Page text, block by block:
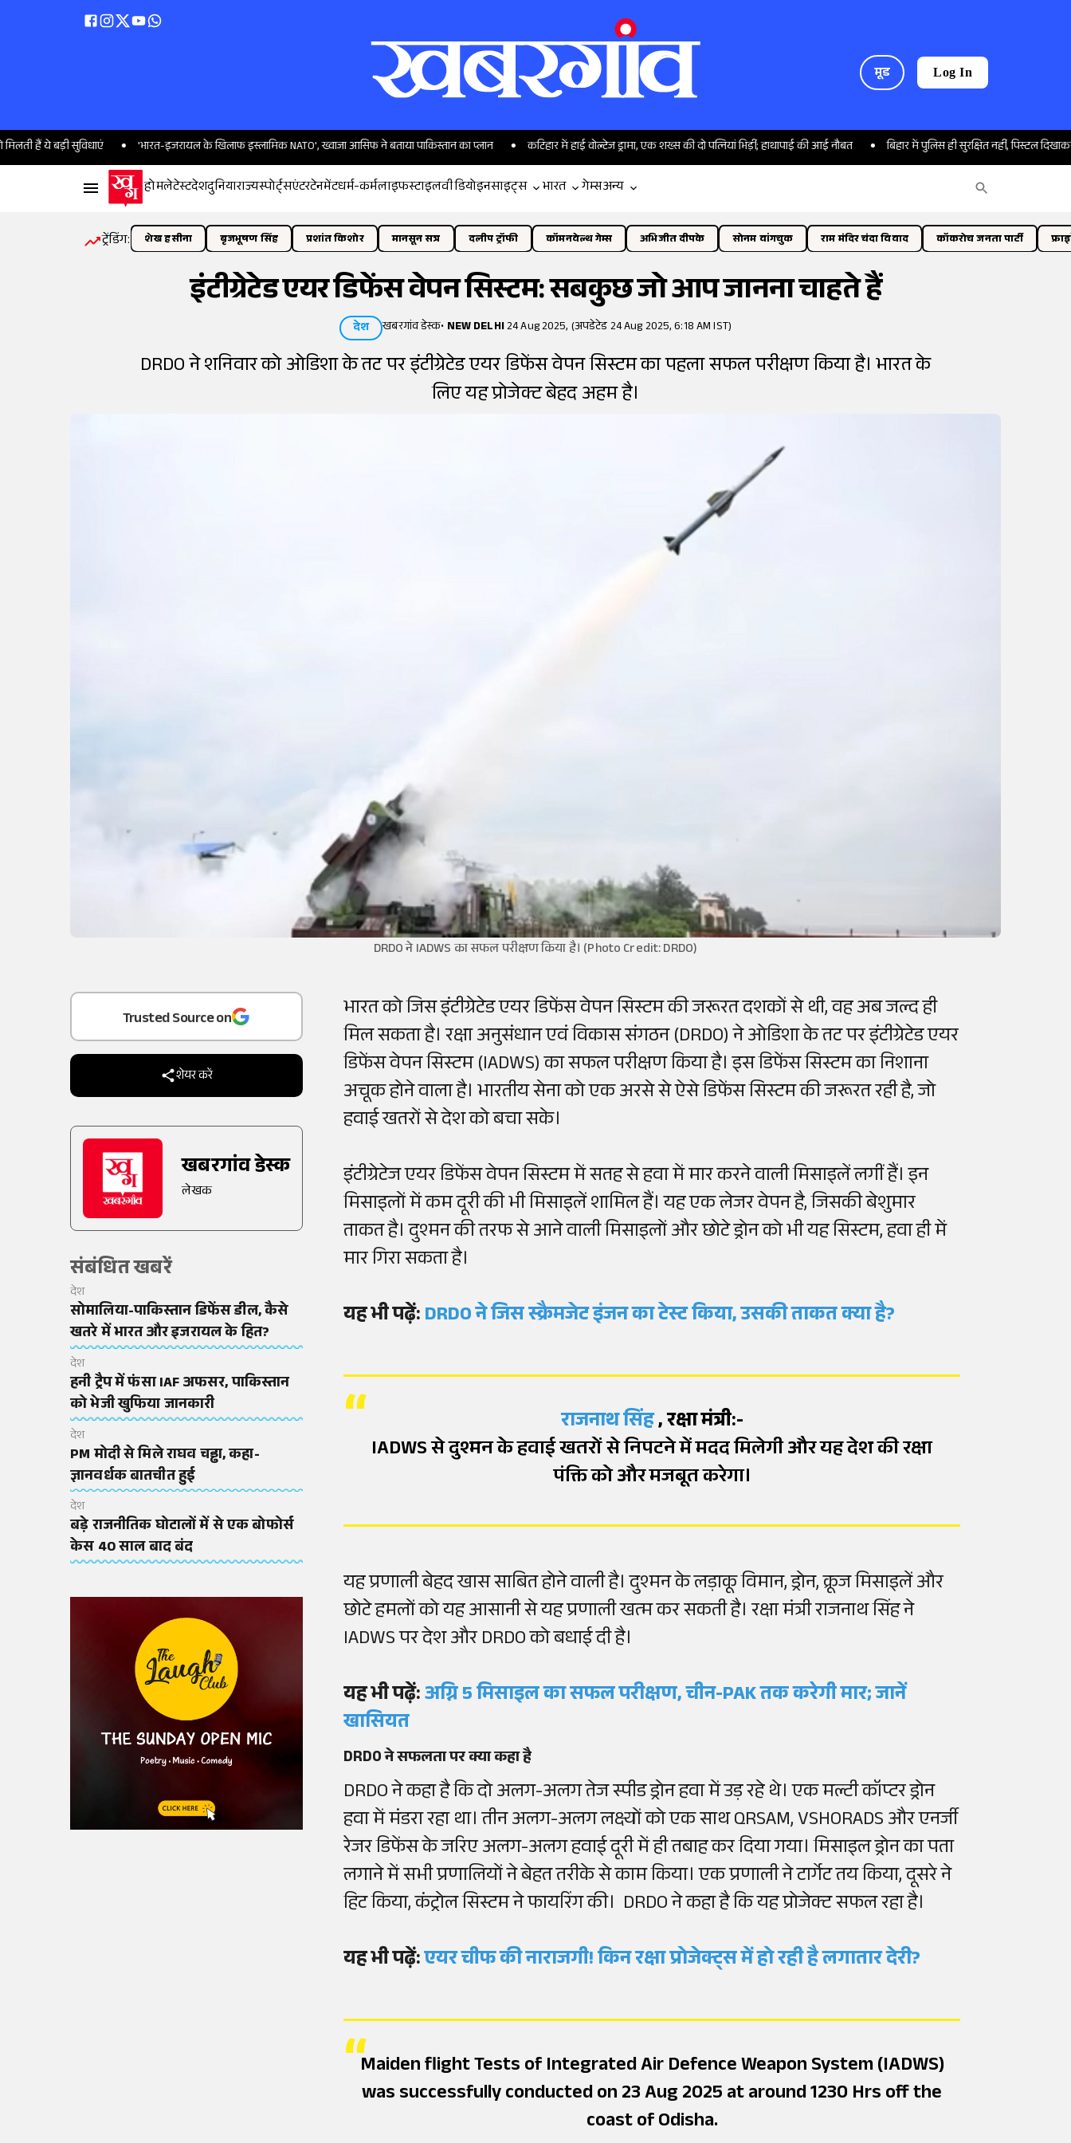
मूड Log In
बड़ी सुविधाएं 'भारत-इजरायल के खिलाफ इस्लामिक NATO', ख्वाजा आसिफ ने बताया पाकिस्तान का प्लान कटिहार में हाई वोल्टेज ड्रामा, एक शख्स की दो पत्नियां भिड़ीं; हाथापाई की आई नौबत बिहार में पुलिस ही सुरक्षित नहीं, पिस्टल दिखाकर
होमलेटेस्टदेशदुनियाराज्यस्पोर्ट्सएंटरटेनमेंटधर्म-कर्मलाइफस्टाइलवीडियोइनसाइट्स भारत गेम्सअन्य
ट्रेंडिंग: शेख हसीना बृजभूषण सिंह प्रशांत किशोर मानसून सत्र दलीप ट्रॉफी कॉमनवेल्थ गेम्स अभिजीत दीपके सोनम वांगचुक राम मंदिर चंदा विवाद कॉकरोच जनता पार्टी
इंटीग्रेटेड एयर डिफेंस वेपन सिस्टम: सबकुछ जो आप जानना चाहते हैं
देश खबरगांव डेस्क• NEW DELHI24 Aug 2025, (अपडेटेड 24 Aug 2025, 6:18 AM IST)
DRDO ने शनिवार को ओडिशा के तट पर इंटीग्रेटेड एयर डिफेंस वेपन सिस्टम का पहला सफल परीक्षण किया है। भारत के
लिए यह प्रोजेक्ट बेहद अहम है।
DRDO ने IADWS का सफल परीक्षण किया है। (Photo Credit: DRDO)
Trusted Source on
शेयर करें
खबरगांव डेस्क
लेखक
संबंधित खबरें
देश
सोमालिया-पाकिस्तान डिफेंस डील, कैसे
खतरे में भारत और इजरायल के हित?
देश
हनी ट्रैप में फंसा IAF अफसर, पाकिस्तान
को भेजी खुफिया जानकारी
देश
PM मोदी से मिले राघव चड्ढा, कहा-
ज्ञानवर्धक बातचीत हुई
देश
बड़े राजनीतिक घोटालों में से एक बोफोर्स
केस 40 साल बाद बंद
भारत को जिस इंटीग्रेटेड एयर डिफेंस वेपन सिस्टम की जरूरत दशकों से थी, वह अब जल्द ही
मिल सकता है। रक्षा अनुसंधान एवं विकास संगठन (DRDO) ने ओडिशा के तट पर इंटीग्रेटेड एयर
डिफेंस वेपन सिस्टम (IADWS) का सफल परीक्षण किया है। इस डिफेंस सिस्टम का निशाना
अचूक होने वाला है। भारतीय सेना को एक अरसे से ऐसे डिफेंस सिस्टम की जरूरत रही है, जो
हवाई खतरों से देश को बचा सके।
इंटीग्रेटेज एयर डिफेंस वेपन सिस्टम में सतह से हवा में मार करने वाली मिसाइलें लगीं हैं। इन
मिसाइलों में कम दूरी की भी मिसाइलें शामिल हैं। यह एक लेजर वेपन है, जिसकी बेशुमार
ताकत है। दुश्मन की तरफ से आने वाली मिसाइलों और छोटे ड्रोन को भी यह सिस्टम, हवा ही में
मार गिरा सकता है।
यह भी पढ़ें:DRDO ने जिस स्क्रैमजेट इंजन का टेस्ट किया, उसकी ताकत क्या है?
राजनाथ सिंह, रक्षा मंत्री:-
IADWS से दुश्मन के हवाई खतरों से निपटने में मदद मिलेगी और यह देश की रक्षा
पंक्ति को और मजबूत करेगा।
यह प्रणाली बेहद खास साबित होने वाली है। दुश्मन के लड़ाकू विमान, ड्रोन, क्रूज मिसाइलें और
छोटे हमलों को यह आसानी से यह प्रणाली खत्म कर सकती है। रक्षा मंत्री राजनाथ सिंह ने
IADWS पर देश और DRDO को बधाई दी है।
यह भी पढ़ें:अग्नि 5 मिसाइल का सफल परीक्षण, चीन-PAK तक करेगी मार; जानें
खासियत
DRDO ने सफलता पर क्या कहा है
DRDO ने कहा है कि दो अलग-अलग तेज स्पीड ड्रोन हवा में उड़ रहे थे। एक मल्टी कॉप्टर ड्रोन
हवा में मंडरा रहा था। तीन अलग-अलग लक्ष्यों को एक साथ QRSAM, VSHORADS और एनर्जी
रेजर डिफेंस के जरिए अलग-अलग हवाई दूरी में ही तबाह कर दिया गया। मिसाइल ड्रोन का पता
लगाने में सभी प्रणालियों ने बेहत तरीके से काम किया। एक प्रणाली ने टार्गेट तय किया, दूसरे ने
हिट किया, कंट्रोल सिस्टम ने फायरिंग की। DRDO ने कहा है कि यह प्रोजेक्ट सफल रहा है।
यह भी पढ़ें:एयर चीफ की नाराजगी! किन रक्षा प्रोजेक्ट्स में हो रही है लगातार देरी?
Maiden flight Tests of Integrated Air Defence Weapon System (IADWS)
was successfully conducted on 23 Aug 2025 at around 1230 Hrs off the
coast of Odisha.